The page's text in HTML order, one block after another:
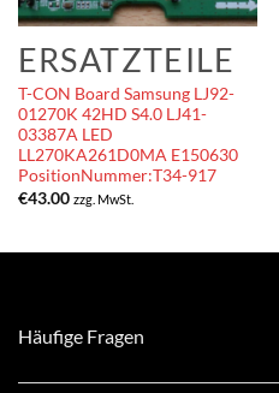
ERSATZTEILE
T-CON Board Samsung LJ92-
01270K 42HD S4.0 LJ41-
03387A LED
LL270KA261D0MA E150630
PositionNummer:T34-917
€43.00 zzg. MwSt.
Häufige Fragen